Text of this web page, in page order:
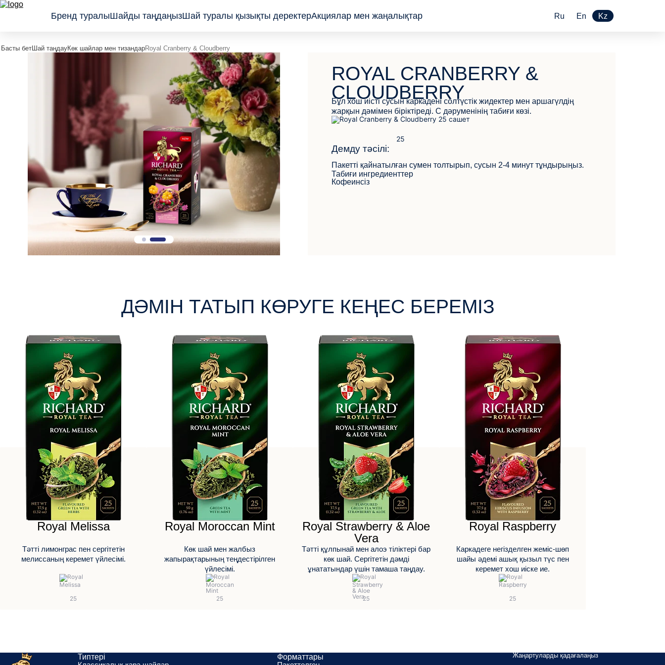
Бренд туралыШайды таңдаңыз
қосылған
шайлар
Көк шайлар
тизандар
Сыйлық
қаптамадағы
шайлар
Wellness
коллекциясы
Пакеттелген
Жапырақ және
түйіршік
Пирамидалар
Шай туралы қызықты деректерАкциялар мен жаңалықтар Ru En Kz
Басты бетШай таңдауКөк шайлар мен тизандарRoyal Cranberry & Cloudberry
ROYAL CRANBERRY &
CLOUDBERRY
Бұл хош иісті сусын каркадені солтүстік жидектер мен аршагүлдің
жарқын дәмімен біріктіреді. С дәруменінің табиғи көзі.
Демду тәсілі:
Пакетті қайнатылған сумен толтырып, сусын 2-4 минут тұндырыңыз.
Табиғи ингредиенттер
Кофеинсіз
ДӘМІН ТАТЫП КӨРУГЕ КЕҢЕС БЕРЕМІЗ
Royal Melissa
Тәтті лимонграс пен сергітетін
мелиссаның керемет үйлесімі.
Royal Moroccan Mint
Көк шай мен жалбыз
жапырақтарының теңдестірілген
үйлесімі.
Royal Strawberry & Aloe
Vera
Тәтті құлпынай мен алоэ тіліктері бар
көк шай. Сергітетін дәмді
ұнататындар үшін тамаша таңдау.
Royal Raspberry
Каркадеге негізделген жеміс-шөп
шайы әдемі ашық қызыл түс пен
керемет хош иіске ие.
Типтері Форматтары Жаңартуларды қадағалаңыз
КЕРІ БАЙЛАНЫС